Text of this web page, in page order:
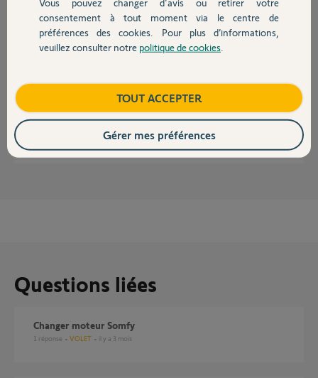
Devis avec un pro
Contact
Bonjour Patrick,
apporter une réponse appropriée.
Quentin B. il y a plus de 2 ans
Questions liées
Changer moteur Somfy
1 réponse VOLET il y a 3 mois
consentement à tout moment via le centre de
préférences des cookies. Pour plus d’informations,
veuillez consulter notre politique de cookies
TOUT ACCEPTER
Gérer mes préférences